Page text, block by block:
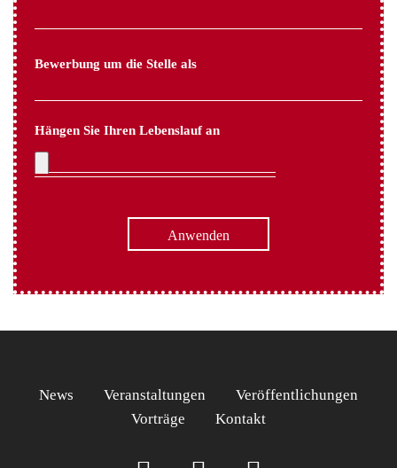
Bewerbung um die Stelle als
Hängen Sie Ihren Lebenslauf an
News Veranstaltungen
Veröffentlichungen
Vorträge
Kontakt